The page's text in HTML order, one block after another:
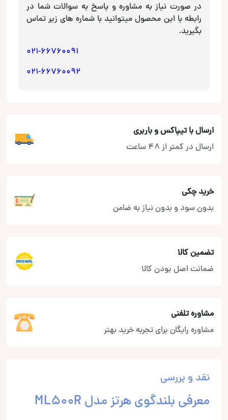
در صورت نیاز به مشاوره و پاسخ به سوالات شما در
رابطه با این محصول میتوانید با شماره های زیر تماس
بگیرید.
021-66760091
021-66760092
ارسال با تیپاکس و باربری
ارسال در کمتر از 48 ساعت
خرید چکی
بدون سود و بدون نیاز به ضامن
تضمین کالا
ضمانت اصل بودن کالا
مشاوره تلفنی
مشاوره رایگان برای تجربه خرید بهتر
نقد و بررسی
معرفی بلندگوی هرتز مدل ML500R